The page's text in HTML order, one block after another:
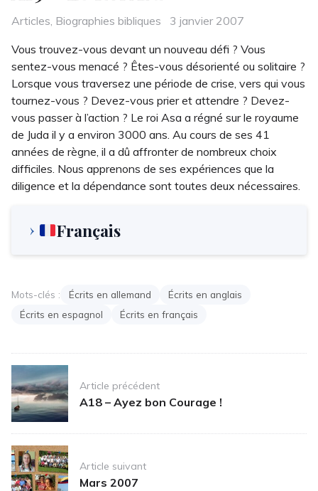
Categories
Articles, Biographies bibliques
Posted
3 janvier 2007
Vous trouvez-vous devant un nouveau défi ? Vous
sentez-vous menacé ? Êtes-vous désorienté ou solitaire ?
Lorsque vous traversez une période de crise, vers qui vous
tournez-vous ? Devez-vous prier et attendre ? Devez-
vous passer à l’action ? Le roi Asa a régné sur le royaume
de Juda il y a environ 3000 ans. Au cours de ses 41
années de règne, il a dû affronter de nombreux choix
difficiles. Nous apprenons de ses expériences que la
diligence et la dépendance sont toutes deux nécessaires.
Français
Mots-clés : Écrits en allemand
Écrits en anglais
Écrits en espagnol
Écrits en français
Post
navigationArticle précédent
A18 – Ayez bon Courage !
Article suivant
Mars 2007